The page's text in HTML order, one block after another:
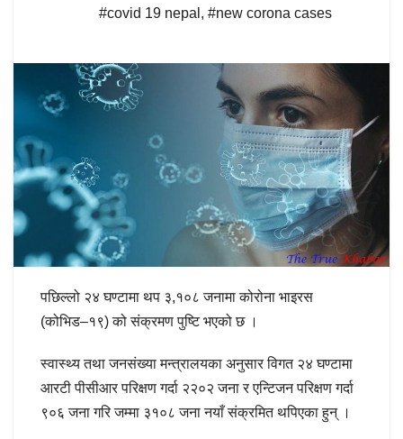
#covid 19 nepal , #new corona cases
पछिल्लो २४ घण्टामा थप ३,१०८ जनामा कोरोना भाइरस
(कोभिड–१९) को संक्रमण पुष्टि भएको छ ।
स्वास्थ्य तथा जनसंख्या मन्त्रालयका अनुसार विगत २४ घण्टामा
आरटी पीसीआर परिक्षण गर्दा २२०२ जना र एन्टिजन परिक्षण गर्दा
९०६ जना गरि जम्मा ३१०८ जना नयाँ संक्रमित थपिएका हुन् ।